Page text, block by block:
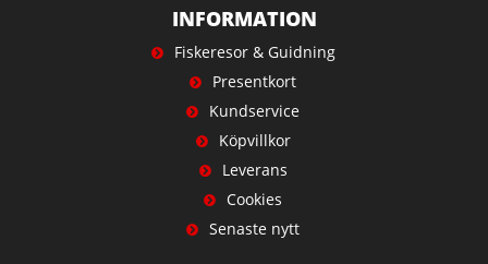
INFORMATION
Fiskeresor & Guidning
Presentkort
Kundservice
Köpvillkor
Leverans
Cookies
Senaste nytt